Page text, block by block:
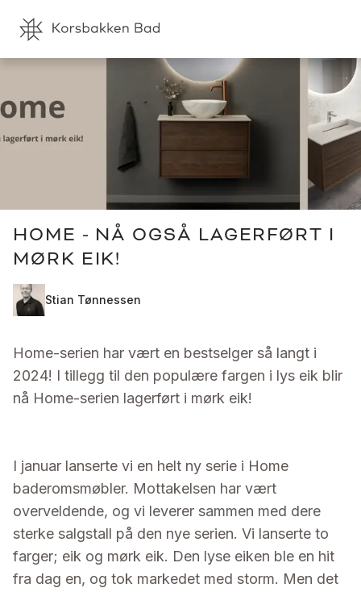
HOME - NÅ OGSÅ LAGERFØRT I
MØRK EIK!
Stian Tønnessen
Home-serien har vært en bestselger så langt i
2024! I tillegg til den populære fargen i lys eik blir
nå Home-serien lagerført i mørk eik!
I januar lanserte vi en helt ny serie i Home
baderomsmøbler. Mottakelsen har vært
overveldende, og vi leverer sammen med dere
sterke salgstall på den nye serien. Vi lanserte to
farger; eik og mørk eik. Den lyse eiken ble en hit
fra dag en, og tok markedet med storm. Men det